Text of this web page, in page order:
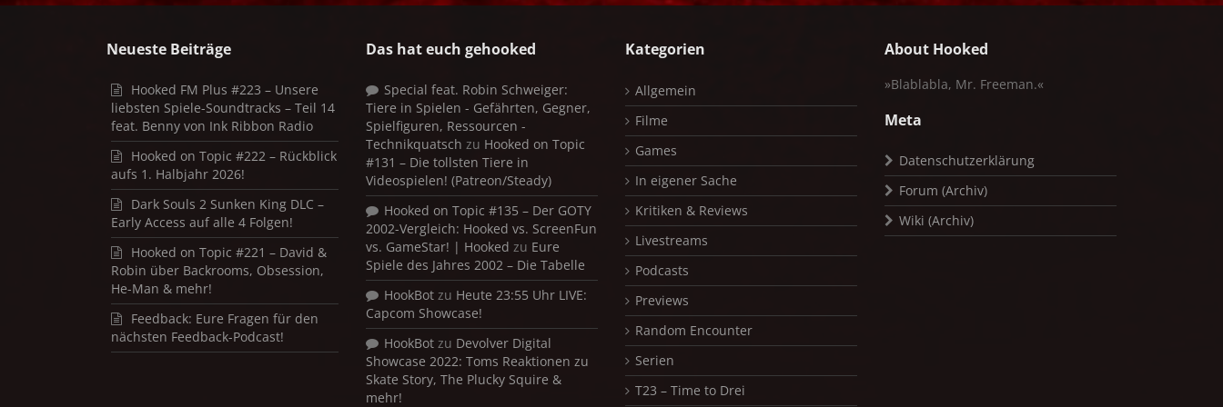
Neueste Beiträge
Hooked FM Plus #223 – Unsere
liebsten Spiele-Soundtracks – Teil 14
feat. Benny von Ink Ribbon Radio
Hooked on Topic #222 – Rückblick
aufs 1. Halbjahr 2026!
Dark Souls 2 Sunken King DLC –
Early Access auf alle 4 Folgen!
Hooked on Topic #221 – David &
Robin über Backrooms, Obsession,
He-Man & mehr!
Feedback: Eure Fragen für den
nächsten Feedback-Podcast!
Das hat euch gehooked
Special feat. Robin Schweiger:
Tiere in Spielen - Gefährten, Gegner,
Spielfiguren, Ressourcen -
Technikquatsch zu Hooked on Topic
#131 – Die tollsten Tiere in
Videospielen! (Patreon/Steady)
Hooked on Topic #135 – Der GOTY
2002-Vergleich: Hooked vs. ScreenFun
vs. GameStar! | Hooked zu Eure
Spiele des Jahres 2002 – Die Tabelle
HookBot zu Heute 23:55 Uhr LIVE:
Capcom Showcase!
HookBot zu Devolver Digital
Showcase 2022: Toms Reaktionen zu
Skate Story, The Plucky Squire &
mehr!
Kategorien
Allgemein
Filme
Games
In eigener Sache
Kritiken & Reviews
Livestreams
Podcasts
Previews
Random Encounter
Serien
T23 – Time to Drei
About Hooked
»Blablabla, Mr. Freeman.«
Meta
Datenschutzerklärung
Forum (Archiv)
Wiki (Archiv)